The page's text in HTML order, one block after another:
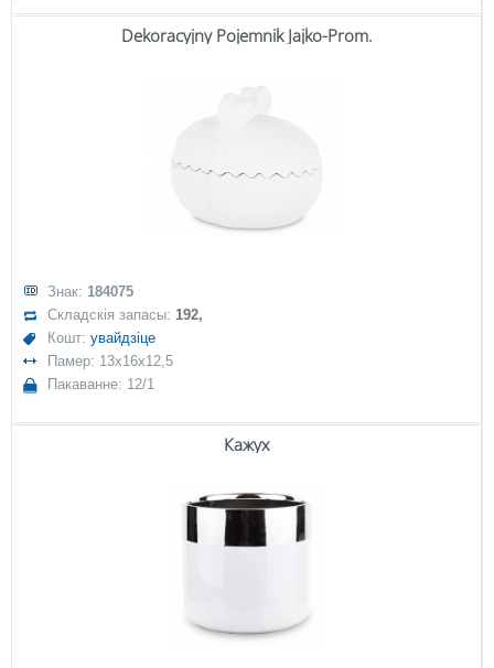
Dekoracyjny Pojemnik Jajko-Prom.
Знак: 184075
Складскія запасы: 192,
Кошт:увайдзіце
Памер: 13x16x12,5
Пакаванне: 12/1
Кажух